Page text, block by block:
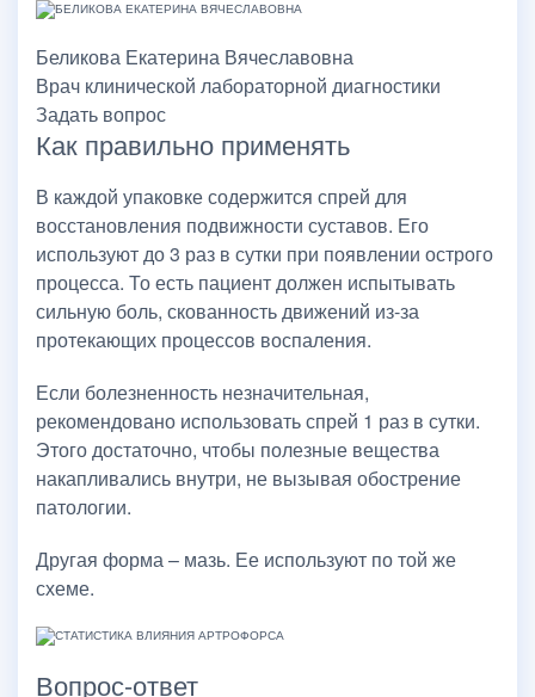
Беликова Екатерина Вячеславовна
Врач клинической лабораторной диагностики
Задать вопрос
Как правильно применять
В каждой упаковке содержится спрей для
восстановления подвижности суставов. Его
используют до 3 раз в сутки при появлении острого
процесса. То есть пациент должен испытывать
сильную боль, скованность движений из-за
протекающих процессов воспаления.
Если болезненность незначительная,
рекомендовано использовать спрей 1 раз в сутки.
Этого достаточно, чтобы полезные вещества
накапливались внутри, не вызывая обострение
патологии.
Другая форма – мазь. Ее используют по той же
схеме.
Вопрос-ответ